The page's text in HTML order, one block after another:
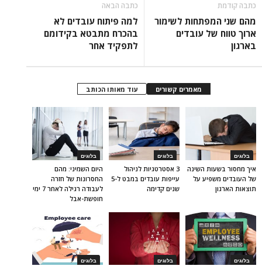
כתבה קודמת
מהם שני המפתחות לשימור
ארוך טווח של עובדים
בארגון
כתבה הבאה
למה פיתוח עובדים לא
בהכרח מתבטא בקידומם
לתפקיד אחר
מאמרים קשורים עוד מאותו הכותב
בלוגים
היום השמיני: מהם
החסרונות של חזרה
לעבודה רגילה לאחר 7 ימי
חופשת-אבל
בלוגים
3 אסטרטגיות לניהול
עייפות עובדים במבט ל-5
שנים קדימה
בלוגים
איך מחסור בשעות השינה
של העובדים משפיע על
תוצאות הארגון
בלוגים בלוגים בלוגים